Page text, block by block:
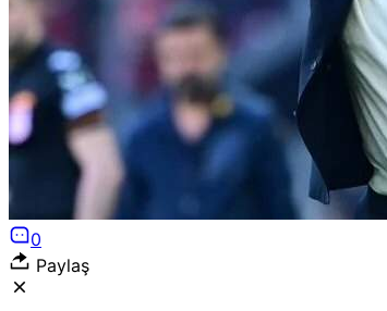
Gazete Manşetleri
Günün manşetlerine göz atın!
0
Paylaş